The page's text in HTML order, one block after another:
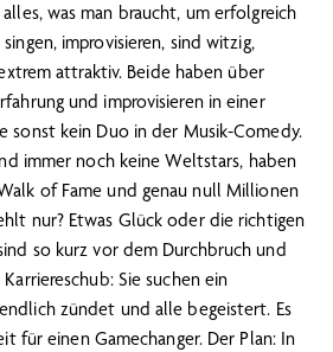
alles, was man braucht, um erfolgreich
improvisieren, sind witzig,
attraktiv. Beide haben über
und improvisieren in einer
sonst kein Duo in der Musik-Comedy.
immer noch keine Weltstars, haben
of Fame und genau null Millionen
nur? Etwas Glück oder die richtigen
so kurz vor dem Durchbruch und
Sie suchen ein
zündet und alle begeistert. Es
für einen Gamechanger. Der Plan: In